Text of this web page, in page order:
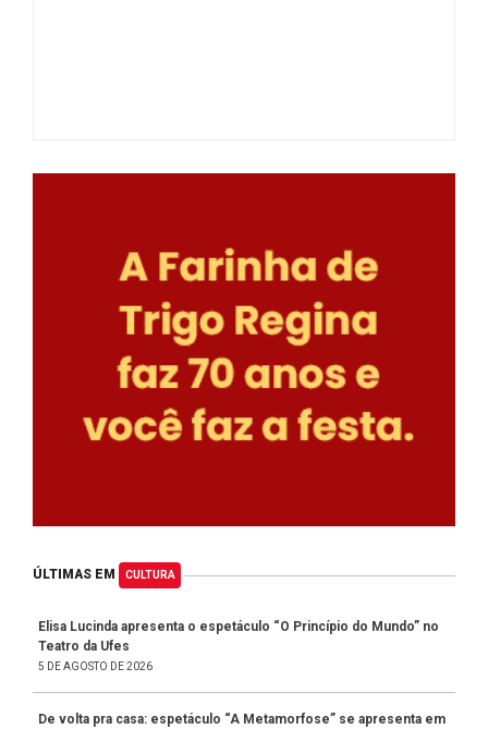
ÚLTIMAS EM CULTURA
Elisa Lucinda apresenta o espetáculo “O Princípio do Mundo” no
Teatro da Ufes
5 DE AGOSTO DE 2026
De volta pra casa: espetáculo “A Metamorfose” se apresenta em